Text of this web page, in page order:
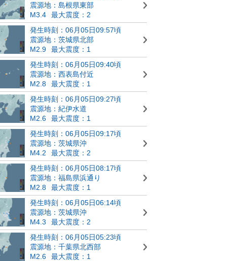
震源地：島根県東部
M3.4
最大震度：2
発生時刻：06月05日09:57頃
震源地：茨城県北部
M2.9
最大震度：1
発生時刻：06月05日09:40頃
震源地：西表島付近
M2.8
最大震度：1
発生時刻：06月05日09:27頃
震源地：紀伊水道
M2.6
最大震度：1
発生時刻：06月05日09:17頃
震源地：茨城県沖
M4.2
最大震度：2
発生時刻：06月05日08:17頃
震源地：福島県浜通り
M2.8
最大震度：1
発生時刻：06月05日06:14頃
震源地：茨城県沖
M4.3
最大震度：2
発生時刻：06月05日05:23頃
震源地：千葉県北西部
M2.6
最大震度：1